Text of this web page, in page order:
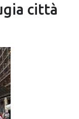
città